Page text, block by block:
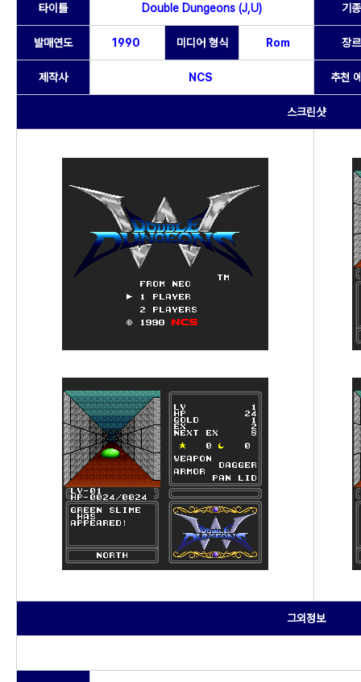
타이틀 Double Dungeons (J,U) 기종
발매연도 1990 미디어 형식 Rom 장르
제작사 NCS 추천
스크린샷
그외정보